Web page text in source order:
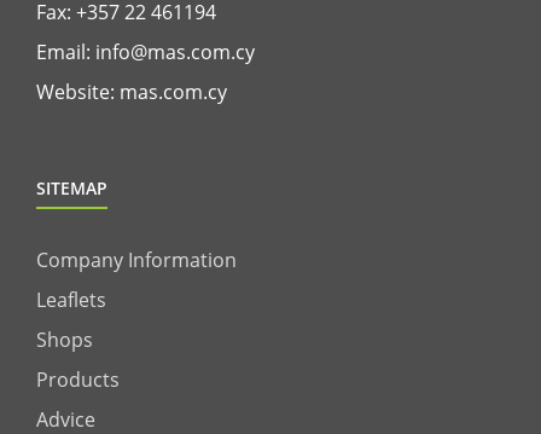
Fax: +357 22 461194
Email: info@mas.com.cy
Website: mas.com.cy
SITEMAP
Company Information
Leaflets
Shops
Products
Advice